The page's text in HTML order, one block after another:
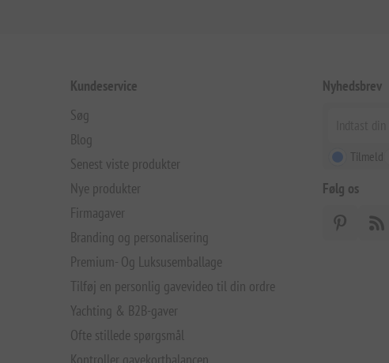
Kundeservice
Søg
Blog
Senest viste produkter
Nye produkter
Firmagaver
Branding og personalisering
Premium- Og Luksusemballage
Tilføj en personlig gavevideo til din ordre
Yachting & B2B-gaver
Ofte stillede spørgsmål
Kontroller gavekortbalancen
Nyhedsbrev
Tilmeld
Følg os